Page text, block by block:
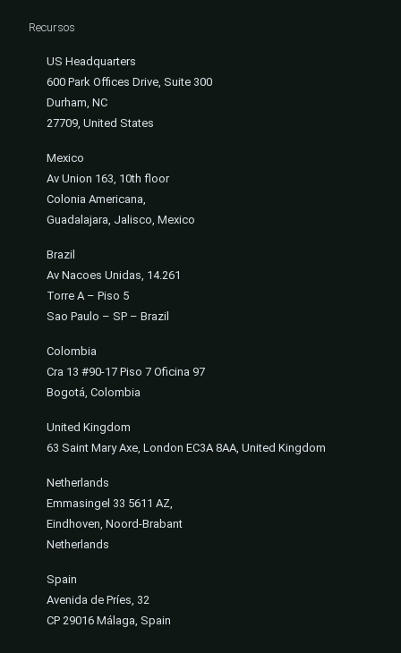
Recursos
US Headquarters
600 Park Offices Drive, Suite 300
Durham, NC
27709, United States
Mexico
Av Union 163, 10th floor
Colonia Americana,
Guadalajara, Jalisco, Mexico
Brazil
Av Nacoes Unidas, 14.261
Torre A – Piso 5
Sao Paulo – SP – Brazil
Colombia
Cra 13 #90-17 Piso 7 Oficina 97
Bogotá, Colombia
United Kingdom
63 Saint Mary Axe, London EC3A 8AA, United Kingdom
Netherlands
Emmasingel 33 5611 AZ,
Eindhoven, Noord-Brabant
Netherlands
Spain
Avenida de Príes, 32
CP 29016 Málaga, Spain